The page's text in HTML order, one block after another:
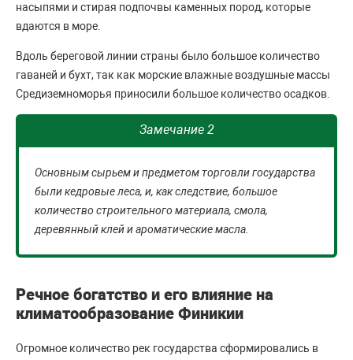
насыпями и стирая подпочвы каменных пород, которые
вдаются в море.
Вдоль береговой линии страны было большое количество
гаваней и бухт, так как морские влажные воздушные массы
Средиземноморья приносили большое количество осадков.
Замечание 2
Основным сырьем и предметом торговли государства
были кедровые леса, и, как следствие, большое
количество строительного материала, смола,
деревянный клей и ароматические масла.
Речное богатство и его влияние на
климатообразование Финикии
Огромное количество рек государства сформировались в